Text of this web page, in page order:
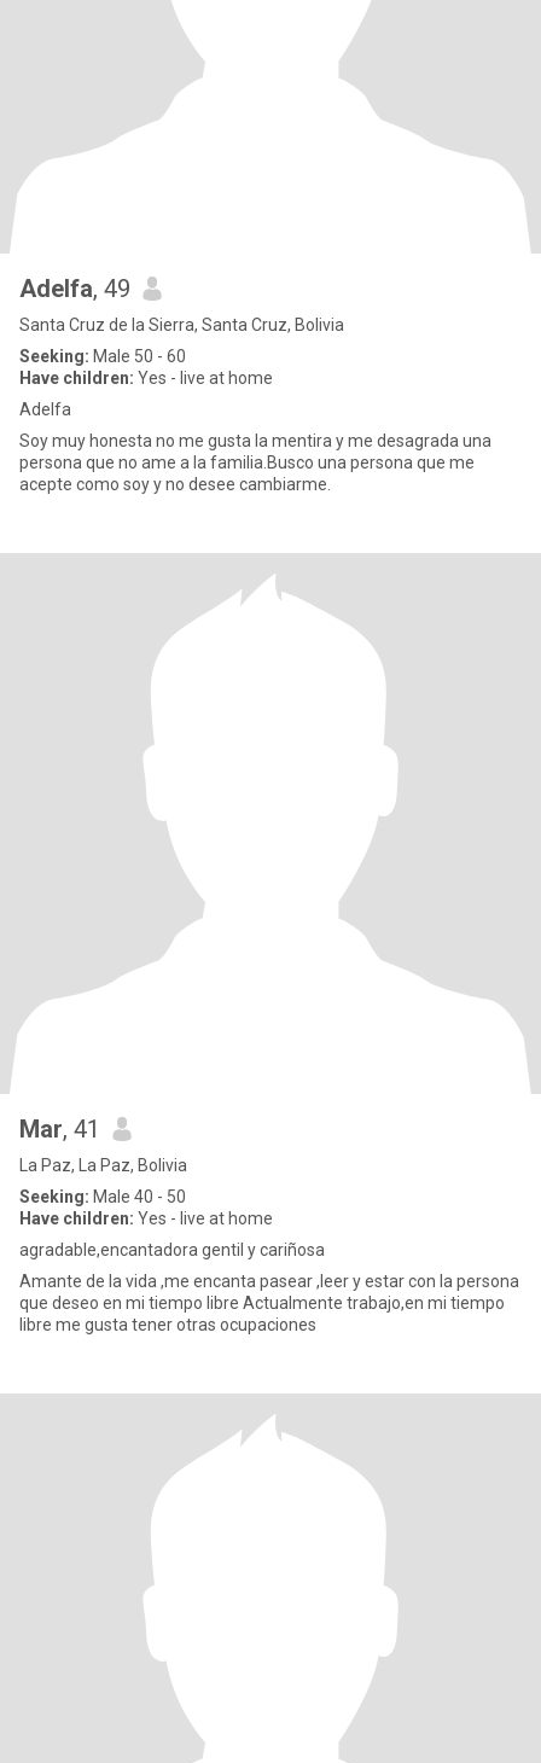
Adelfa, 49
Santa Cruz de la Sierra, Santa Cruz, Bolivia
Seeking: Male 50 - 60
Have children: Yes - live at home
Adelfa
Soy muy honesta no me gusta la mentira y me desagrada una
persona que no ame a la familia.Busco una persona que me
acepte como soy y no desee cambiarme.
Mar, 41
La Paz, La Paz, Bolivia
Seeking: Male 40 - 50
Have children: Yes - live at home
agradable,encantadora gentil y cariñosa
Amante de la vida ,me encanta pasear ,leer y estar con la persona
que deseo en mi tiempo libre Actualmente trabajo,en mi tiempo
libre me gusta tener otras ocupaciones